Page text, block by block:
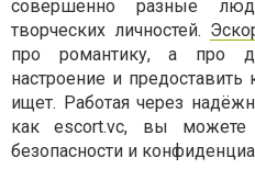
совершенно разные
творческих личностей.
про романтику, а про
настроение и
ищет. Работая через
как escort.vc, вы
безопасности и